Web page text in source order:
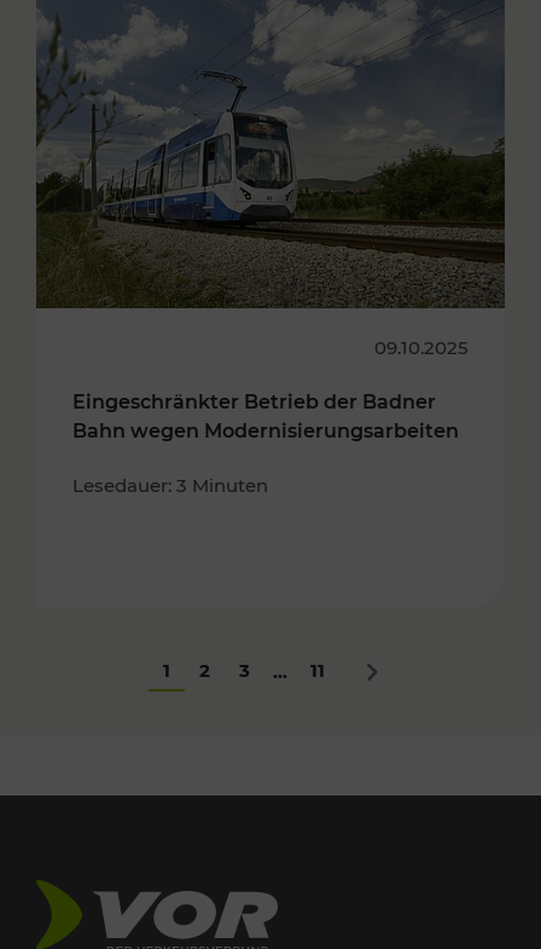
09.10.2025
Eingeschränkter Betrieb der Badner
Bahn wegen Modernisierungsarbeiten
Lesedauer: 3 Minuten
1 2 3 ... 11 Nächstes